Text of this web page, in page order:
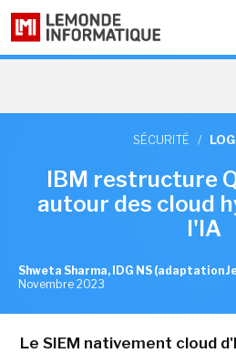
SÉCURITÉ /
IBM restructure
autour des cloud
l'IA
Shweta Sharma, IDG NS (adaptation
Novembre 2023
Le SIEM nativement cloud